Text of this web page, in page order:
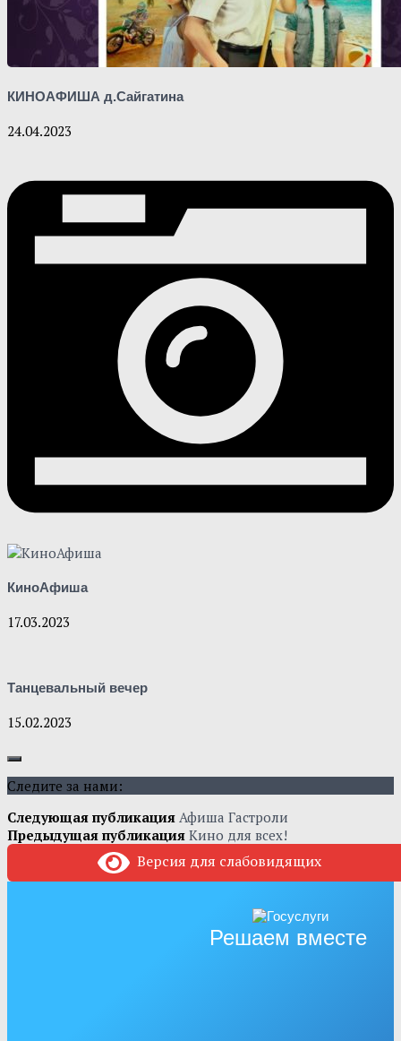
КИНОАФИША д.Сайгатина
24.04.2023
КиноАфиша
17.03.2023
Танцевальный вечер
15.02.2023
Следите за нами:
Следующая публикация Афиша Гастроли
Предыдущая публикация Кино для всех!
Версия для слабовидящих
Решаем вместе